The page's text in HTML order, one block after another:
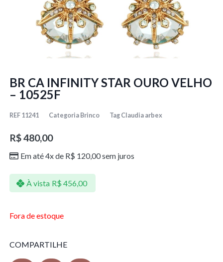
BR CA INFINITY STAR OURO VELHO
– 10525F
REF 11241 Categoria Brinco Tag Claudia arbex
R$480,00
Em até 4x de R$ 120,00sem juros
À vista R$ 456,00
Fora de estoque
COMPARTILHE